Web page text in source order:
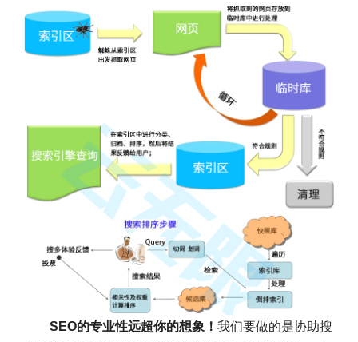
SEO的专业性远超你的想象！ 我们要做的是协助搜